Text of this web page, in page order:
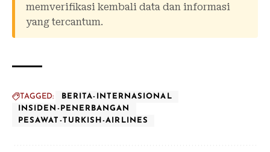
memverifikasi kembali data dan informasi
yang tercantum.
TAGGED:
BERITA-INTERNASIONAL
INSIDEN-PENERBANGAN
PESAWAT-TURKISH-AIRLINES